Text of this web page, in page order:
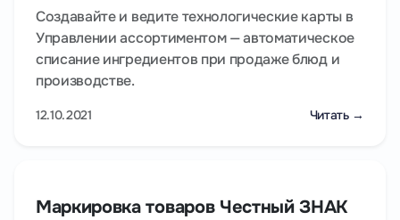
Создавайте и ведите технологические карты в
Управлении ассортиментом — автоматическое
списание ингредиентов при продаже блюд и
производстве.
12.10.2021 Читать →
Маркировка товаров Честный ЗНАК